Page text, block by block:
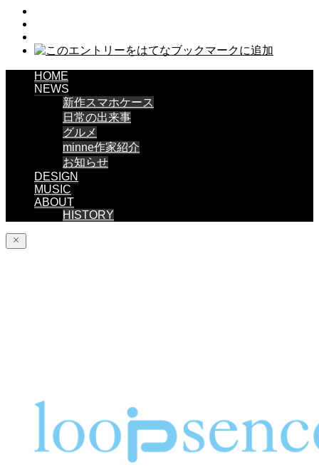
HOME
NEWS
新作スマホケース
日常の出来事
グルメ
minne作家紹介
お知らせ
DESIGN
MUSIC
ABOUT
HISTORY